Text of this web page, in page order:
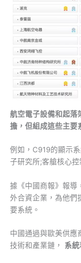
航空電子設備和起落
擔，但組成這些主要
例如，C919的顯示
子研究所;客艙核心
據《中國商報》報導
外合資企業，為他們
要系統。
中國通過與歐美供應
技術和產業鏈， 系